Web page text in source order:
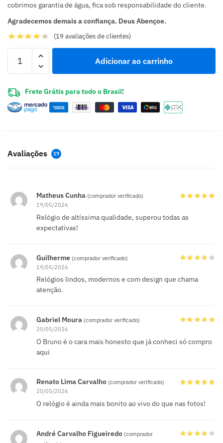
cobrimos garantia de água, fica sob responsabilidade do cliente.
Agradecemos demais a confiança. Deus Abençoe.
(19 avaliações de clientes)
Adicionar ao carrinho
Frete Grátis para todo o Brasil!
Avaliações 19
Matheus Cunha (comprador verificado)
19/05/2026
Relógio de altíssima qualidade, superou todas as
expectativas!
Guilherme (comprador verificado)
19/05/2026
Relógios lindos, modernos e com design que chama
atenção.
Gabriel Moura (comprador verificado)
20/05/2026
O Bruno é o cara mais honesto que já conheci só compro
aqui
Renato Lima Carvalho (comprador verificado)
20/05/2026
O relógio é ainda mais bonito ao vivo do que nas fotos!
André Carvalho Figueiredo (comprador